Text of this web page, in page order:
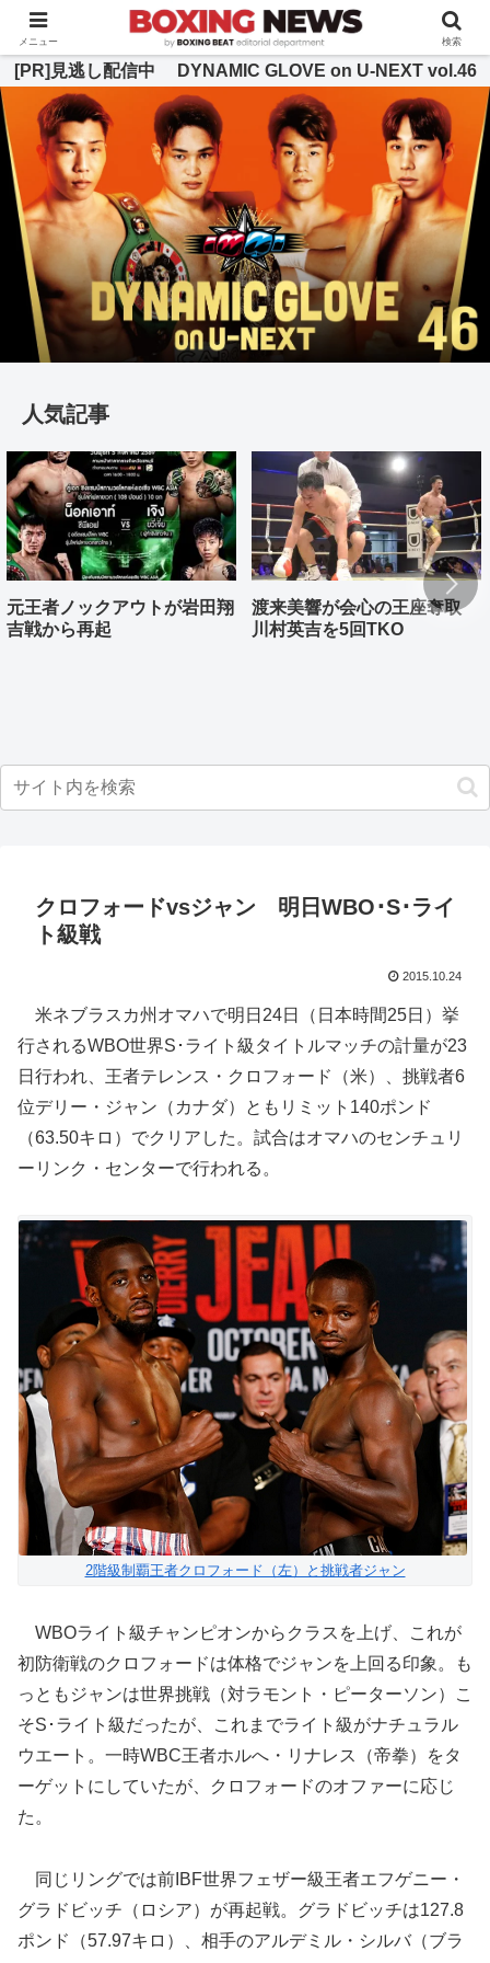
BOXING BEAT [ボクシング・ビート] 公式サイト
[PR]見逃し配信中 DYNAMIC GLOVE on U-NEXT vol.46
人気記事
元王者ノックアウトが岩田翔
吉戦から再起
渡来美響が会心の王座奪取
川村英吉を5回TKO
クロフォードvsジャン 明日WBO･S･ライ
ト級戦
2015.10.24
米ネブラスカ州オマハで明日24日（日本時間25日）挙
行されるWBO世界S･ライト級タイトルマッチの計量が23
日行われ、王者テレンス・クロフォード（米）、挑戦者6
位デリー・ジャン（カナダ）ともリミット140ポンド
（63.50キロ）でクリアした。試合はオマハのセンチュリ
ーリンク・センターで行われる。
2階級制覇王者クロフォード（左）と挑戦者ジャン
WBOライト級チャンピオンからクラスを上げ、これが
初防衛戦のクロフォードは体格でジャンを上回る印象。も
っともジャンは世界挑戦（対ラモント・ピーターソン）こ
そS･ライト級だったが、これまでライト級がナチュラル
ウエート。一時WBC王者ホルへ・リナレス（帝拳）をタ
ーゲットにしていたが、クロフォードのオファーに応じ
た。
同じリングでは前IBF世界フェザー級王者エフゲニー・
グラドビッチ（ロシア）が再起戦。グラドビッチは127.8
ポンド（57.97キロ）、相手のアルデミル・シルバ（ブラ
メニュー 検索